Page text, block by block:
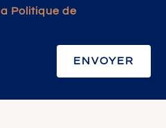
Politique de
ENVOYER